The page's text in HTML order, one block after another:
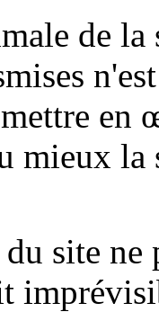
de
en
mieux
site ne